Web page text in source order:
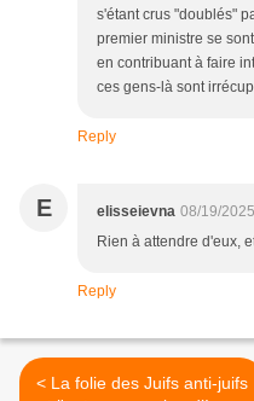
s'étant crus "doublés"
premier ministre se
en contribuant à faire
ces gens-là sont
Reply
E elisseievna 08/19/
Rien à attendre d'eux,
Reply
< La folie des Juifs anti-juifs